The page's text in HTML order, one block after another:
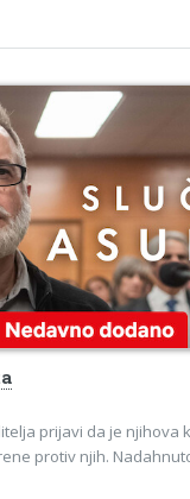
prijavi da je njihova
protiv njih.